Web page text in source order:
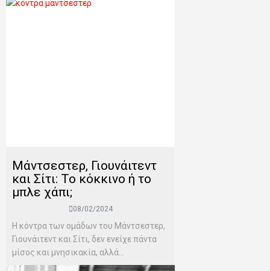
Mάντσεστερ, Γιουνάιτεντ
και Σίτι: Το κόκκινο ή το
μπλε χάπι;
08/02/2024
Η κόντρα των ομάδων του Μάντσεστερ,
Γιουνάιτεντ και Σίτι, δεν ενείχε πάντα
μίσος και μνησικακία, αλλά...